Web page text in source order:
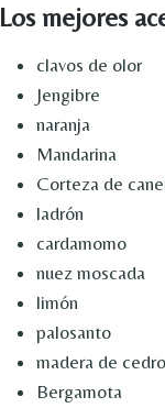
Los mejores
clavos de olor
Jengibre
naranja
Mandarina
Corteza de
ladrón
cardamomo
nuez moscada
limón
palosanto
madera de cedro
Bergamota